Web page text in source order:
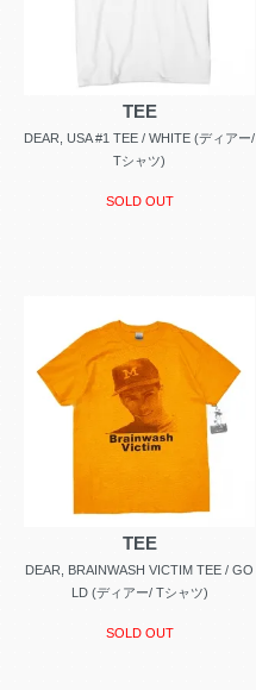
TEE
DEAR, USA #1 TEE / WHITE (ディアー/
Tシャツ)
SOLD OUT
TEE
DEAR, BRAINWASH VICTIM TEE / GO
LD (ディアー/ Tシャツ)
SOLD OUT